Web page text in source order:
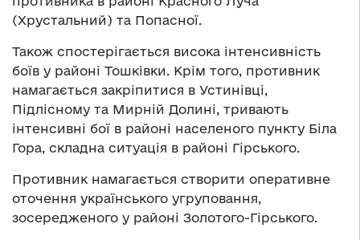
(Хрустальний) та Попасної.
Також спостерігається висока інтенсивність
боїв у районі Тошківки. Крім того, противник
намагається закріпитися в Устинівці,
Підлісному та Мирній Долині, тривають
інтенсивні бої в районі населеного пункту Біла
Гора, складна ситуація в районі Гірського.
Противник намагається створити оперативне
оточення українського угруповання,
зосередженого у районі Золотого-Гірського.